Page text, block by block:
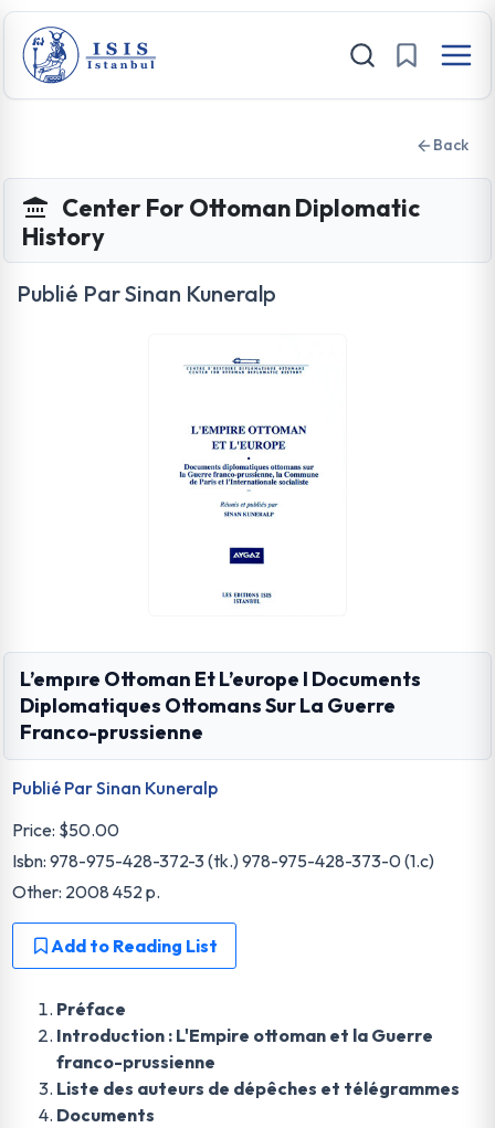
Back
Center For Ottoman Diplomatic
History
Publié Par Sinan Kuneralp
L’empıre Ottoman Et L’europe I Documents
Diplomatiques Ottomans Sur La Guerre
Franco-prussienne
Publié Par Sinan Kuneralp
Price: $50.00
Isbn: 978-975-428-372-3 (tk.) 978-975-428-373-0 (1.c)
Other: 2008 452 p.
Add to Reading List
Préface
Introduction : L'Empire ottoman et la Guerre
franco-prussienne
Liste des auteurs de dépêches et télégrammes
Documents